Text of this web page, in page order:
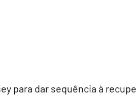
para dar sequência à